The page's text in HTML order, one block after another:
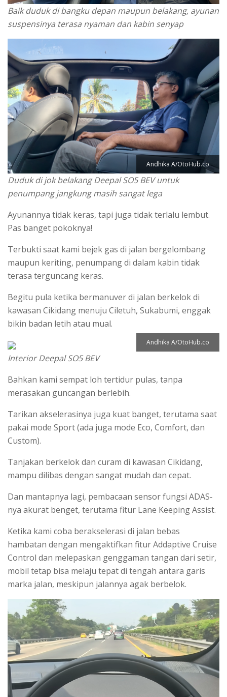
Baik duduk di bangku depan maupun belakang, ayunan
suspensinya terasa nyaman dan kabin senyap
Andhika A/OtoHub.co
Duduk di jok belakang Deepal SO5 BEV untuk
penumpang jangkung masih sangat lega
Ayunannya tidak keras, tapi juga tidak terlalu lembut.
Pas banget pokoknya!
Terbukti saat kami bejek gas di jalan bergelombang
maupun keriting, penumpang di dalam kabin tidak
terasa terguncang keras.
Begitu pula ketika bermanuver di jalan berkelok di
kawasan Cikidang menuju Ciletuh, Sukabumi, enggak
bikin badan letih atau mual.
Andhika A/OtoHub.co
Interior Deepal SO5 BEV
Bahkan kami sempat loh tertidur pulas, tanpa
merasakan guncangan berlebih.
Tarikan akselerasinya juga kuat banget, terutama saat
pakai mode Sport (ada juga mode Eco, Comfort, dan
Custom).
Tanjakan berkelok dan curam di kawasan Cikidang,
mampu dilibas dengan sangat mudah dan cepat.
Dan mantapnya lagi, pembacaan sensor fungsi ADAS-
nya akurat benget, terutama fitur Lane Keeping Assist.
Ketika kami coba berakselerasi di jalan bebas
hambatan dengan mengaktifkan fitur Addaptive Cruise
Control dan melepaskan genggaman tangan dari setir,
mobil tetap bisa melaju tepat di tengah antara garis
marka jalan, meskipun jalannya agak berbelok.